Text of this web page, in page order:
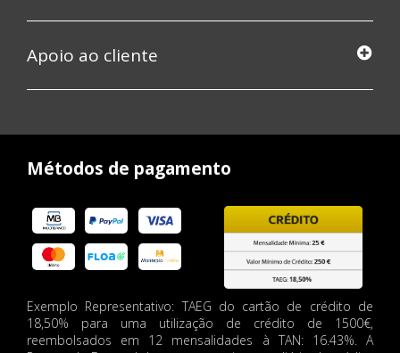
Apoio ao cliente
Métodos de pagamento
Exemplo Representativo: TAEG do cartão de crédito de
18,50% para uma utilização de crédito de 1500€,
reembolsados em 12 mensalidades à TAN: 16.43%. A